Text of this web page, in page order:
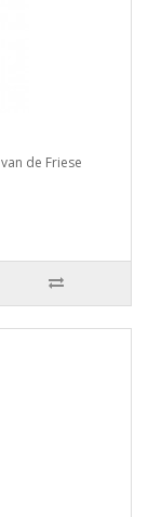
de Friese